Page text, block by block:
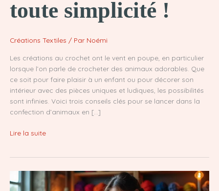
toute simplicité !
Créations Textiles / Par Noémi
Les créations au crochet ont le vent en poupe, en particulier
lorsque l’on parle de crocheter des animaux adorables. Que
ce soit pour faire plaisir à un enfant ou pour décorer son
intérieur avec des pièces uniques et ludiques, les possibilités
sont infinies. Voici trois conseils clés pour se lancer dans la
confection d’animaux en […]
Crocheter
tes
Lire la suite